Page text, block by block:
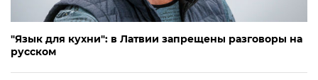
"Язык для кухни": в Латвии запрещены разговоры на
русском